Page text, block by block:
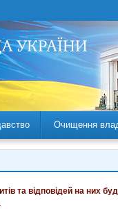
Очищення
та відповідей на